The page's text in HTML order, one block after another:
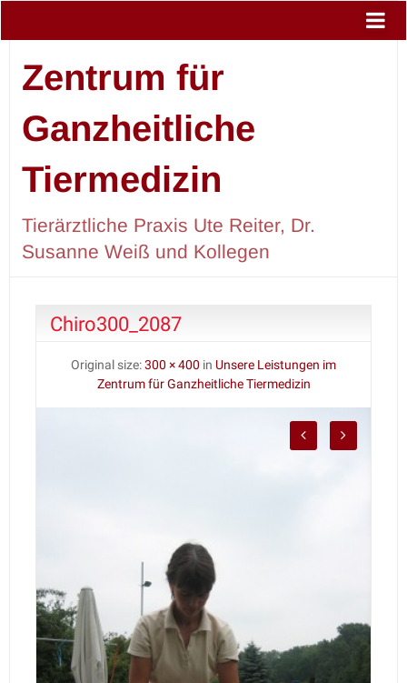
Zentrum für
Ganzheitliche
Tiermedizin
Tierärztliche Praxis Ute Reiter, Dr.
Susanne Weiß und Kollegen
Chiro300_2087
Original size:300 × 400 in Unsere Leistungen im
Zentrum für Ganzheitliche Tiermedizin